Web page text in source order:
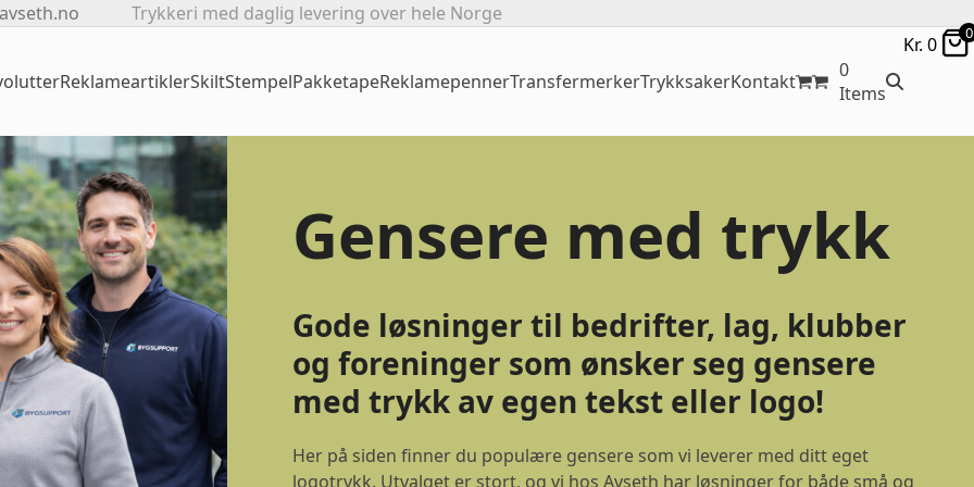
Trykkeri med daglig levering over hele Norge
ReklameartiklerSkiltStempelPakketapeReklamepennerTransfermerkerTrykksakerKontakt
0
Items
Kr. 0 0
Gensere med trykk
Gode løsninger til bedrifter, lag, klubber
og foreninger som ønsker seg gensere
med trykk av egen tekst eller logo!
Her på siden finner du populære gensere som vi leverer med ditt eget
logotrykk. Utvalget er stort, og vi hos Avseth har løsninger for både små og